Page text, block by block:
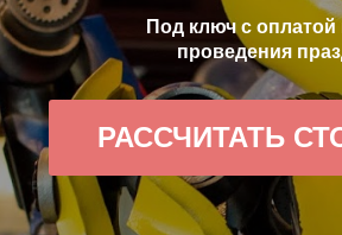
Под ключ с оплатой
проведения
РАССЧИТАТЬ